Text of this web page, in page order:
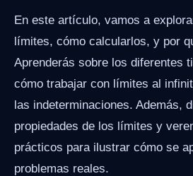
En este artículo, vamos a
límites, cómo calcularlos, y por
Aprenderás sobre los diferentes
cómo trabajar con límites al
las indeterminaciones. Además,
propiedades de los límites y
prácticos para ilustrar cómo se
problemas reales.